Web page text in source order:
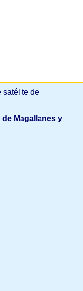
satélite de
Magallanes y